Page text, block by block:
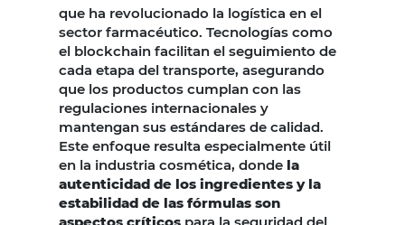
que ha revolucionado la logística en el
sector farmacéutico. Tecnologías como
el blockchain facilitan el seguimiento de
cada etapa del transporte, asegurando
que los productos cumplan con las
regulaciones internacionales y
mantengan sus estándares de calidad.
Este enfoque resulta especialmente útil
en la industria cosmética, donde la
autenticidad de los ingredientes y la
estabilidad de las fórmulas son